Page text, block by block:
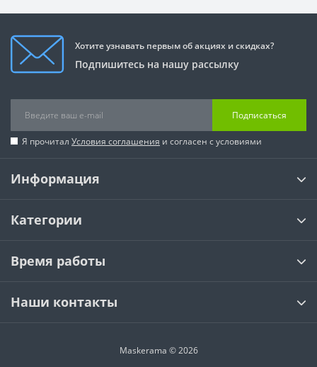
Хотите узнавать первым об акциях и скидках?
Подпишитесь на нашу рассылку
Подписаться
Я прочитал Условия соглашения и согласен с условиями
Информация
Категории
Время работы
Наши контакты
Maskerama © 2026